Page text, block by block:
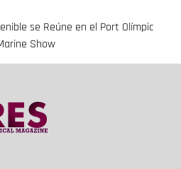
se Reúne en el Port Olímpic
Show